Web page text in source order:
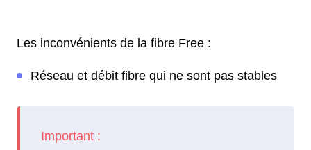
Les inconvénients de la fibre Free :
Réseau et débit fibre qui ne sont pas stables